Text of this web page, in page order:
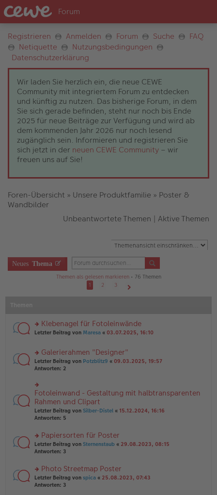
Registrieren Anmelden Forum Suche
FAQ
Netiquette
Nutzungsbedingungen
Datenschutzerklärung
Wir laden Sie herzlich ein, die neue CEWE
Community mit integriertem Forum zu entdecken
und künftig zu nutzen. Das bisherige Forum, in dem
Sie sich gerade befinden, steht nur noch bis Ende
2025 für neue Beiträge zur Verfügung und wird ab
dem kommenden Jahr 2026 nur noch lesend
zugänglich sein. Informieren und registrieren Sie
sich jetzt in der neuen CEWE Community – wir
freuen uns auf Sie!
Foren-Übersicht » Unsere Produktfamilie » Poster &
Wandbilder
Unbeantwortete Themen | Aktive Themen
Neues Thema
Themen als gelesen markieren• 76 Themen
1
2
3
rs
u
n
g
es
e
n
er
B
ei
a
g
Klebenagel für Fotoleinwände
Letzter Beitrag von Maresa « 03.07.2025, 16:10
rs
te
u
n
g
el
es
e
er
B
ei
tr
g
Galerierahmen "Designer"
Letzter Beitrag von Potzblitz9 « 09.03.2025, 19:57
Antworten: 2
rs
te
r
u
n
el
es
e
B
ei
tr
Fotoleinwand - Gestaltung mit halbtransparenten
Rahmen und Clipart
Letzter Beitrag von Silber-Distel « 15.12.2024, 16:16
Antworten: 5
rs
te
n
g
el
Papiersorten für Poster
Letzter Beitrag von Sternenstaub « 29.08.2023, 08:15
Antworten: 3
rs
te
Photo Streetmap Poster
Letzter Beitrag von spica « 25.08.2023, 07:43
Antworten: 3